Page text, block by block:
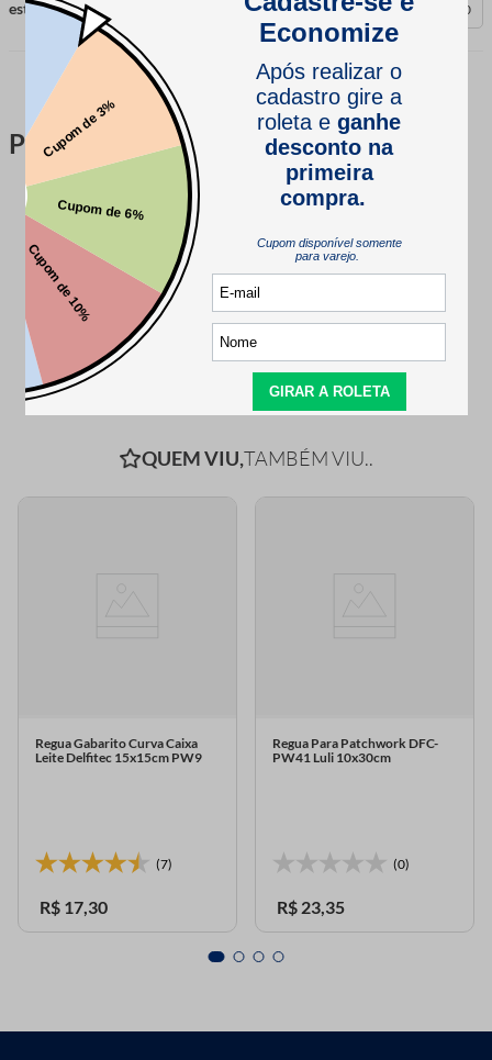
esta avaliação foi útil? 0
Perguntas & respostas
Este produto ainda não tem perguntas
SEJA O PRIMEIRO A PERGUNTAR
QUEM VIU,TAMBÉM VIU..
Regua Gabarito Curva Caixa
Leite Delfitec 15x15cm PW9
(7)
R$ 17,30
Regua Para Patchwork DFC-
PW41 Luli 10x30cm
(0)
R$ 23,35